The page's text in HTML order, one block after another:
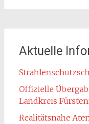
Aktuelle
Offizielle
Landkreis
Realitätsnahe